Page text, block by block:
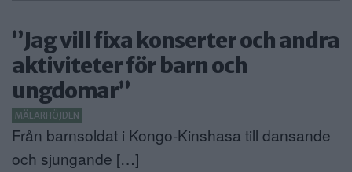
”Jag vill fixa konserter och andra
aktiviteter för barn och
ungdomar”
MÄLARHÖJDEN
Från barnsoldat i Kongo-Kinshasa till dansande
och sjungande […]